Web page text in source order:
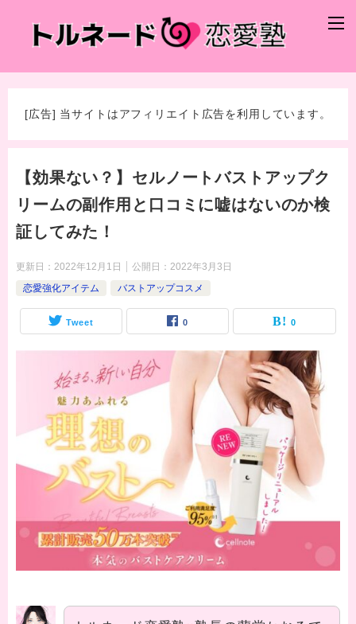
[広告] 当サイトはアフィリエイト広告を利用しています。
【効果ない？】セルノートバストアップク
リームの副作用と口コミに嘘はないのか検
証してみた！
更新日： 2022年12月1日 公開日： 2022年3月3日
恋愛強化アイテム
バストアップコスメ
Tweet 0 0